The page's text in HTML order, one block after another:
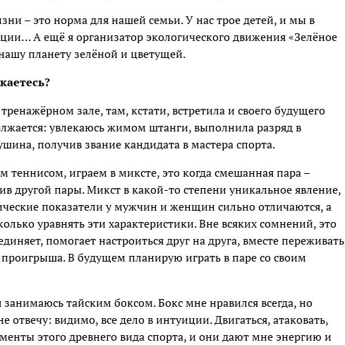
– это норма для нашей семьи. У нас трое детей, и мы в
А ещё я организатор экологического движения «Зелёное
планету зелёной и цветущей.
зале, там, кстати, встретила и своего будущего
увлекаюсь жимом штанги, выполнила разряд в
получив звание кандидата в мастера спорта.
играем в миксте, это когда смешанная пара –
пары. Микст в какой-то степени уникальное явление,
показатели у мужчин и женщин сильно отличаются, а
уравнять эти характеристики. Вне всяких сомнений, это
помогает настроиться друг на друга, вместе переживать
В будущем планирую играть в паре со своим
тайским боксом. Бокс мне нравился всегда, но
видимо, все дело в интуиции. Двигаться, атаковать,
этого древнего вида спорта, и они дают мне энергию и